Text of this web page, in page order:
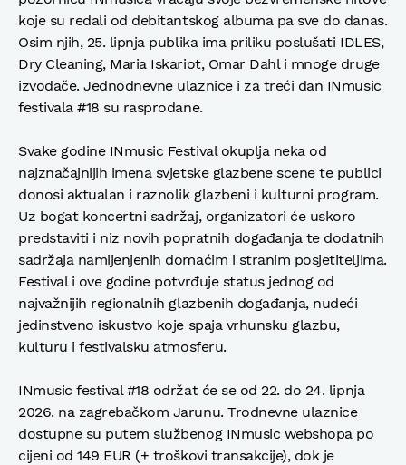
koje su redali od debitantskog albuma pa sve do danas.
Osim njih, 25. lipnja publika ima priliku poslušati IDLES,
Dry Cleaning, Maria Iskariot, Omar Dahl i mnoge druge
izvođače. Jednodnevne ulaznice i za treći dan INmusic
festivala #18 su rasprodane.
Svake godine INmusic Festival okuplja neka od
najznačajnijih imena svjetske glazbene scene te publici
donosi aktualan i raznolik glazbeni i kulturni program.
Uz bogat koncertni sadržaj, organizatori će uskoro
predstaviti i niz novih popratnih događanja te dodatnih
sadržaja namijenjenih domaćim i stranim posjetiteljima.
Festival i ove godine potvrđuje status jednog od
najvažnijih regionalnih glazbenih događanja, nudeći
jedinstveno iskustvo koje spaja vrhunsku glazbu,
kulturu i festivalsku atmosferu.
INmusic festival #18 održat će se od 22. do 24. lipnja
2026. na zagrebačkom Jarunu. Trodnevne ulaznice
dostupne su putem službenog INmusic webshopa po
cijeni od 149 EUR (+ troškovi transakcije), dok je